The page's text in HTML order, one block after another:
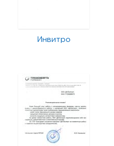
Инвитро